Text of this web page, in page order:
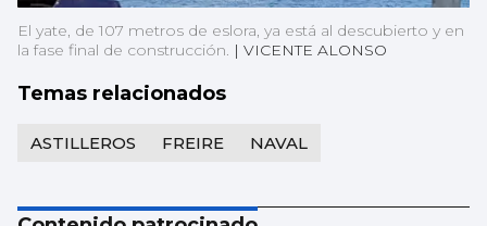
El yate, de 107 metros de eslora, ya está al descubierto y en
la fase final de construcción. | VICENTE ALONSO
Temas relacionados
ASTILLEROS FREIRE NAVAL